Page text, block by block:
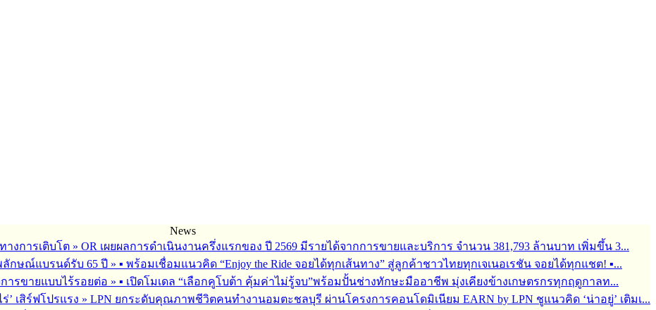
News
างการเติบโต » OR เผยผลการดำเนินงานครึ่งแรกของ ปี 2569 มีรายได้จากการขายและบริการ จำนวน 381,793 ล้านบาท เพิ่มขึ้น 3...
ลักษณ์แบรนด์รับ 65 ปี » ▪︎ พร้อมเชื่อมแนวคิด “Enjoy the Ride จอยได้ทุกเส้นทาง” สู่ลูกค้าชาวไทยทุกเจเนอเรชัน จอยได้ทุกแชต! ▪...
ารขายแบบไร้รอยต่อ » ▪︎ เปิดโมเดล “เลือกคูโบต้า คุ้มค่าไม่รู้จบ”พร้อมปั้นช่างทักษะมืออาชีพ มุ่งเคียงข้างเกษตรกรทุกฤดูกาลท...
’ เสิร์ฟโปรแรง » LPN ยกระดับคุณภาพชีวิตคนทำงานอมตะชลบุรี ผ่านโครงการคอนโดมิเนียม EARN by LPN ชูแนวคิด ‘น่าอยู่’ เติมเ...